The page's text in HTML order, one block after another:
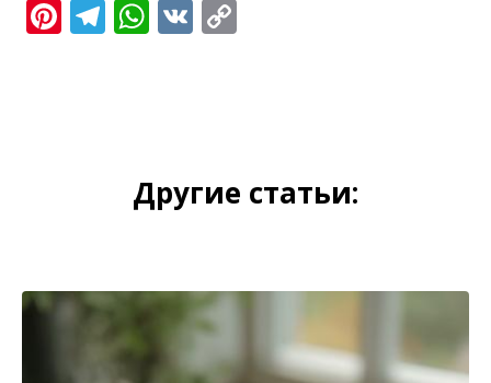
Pinterest
Telegram
WhatsApp
VK
Другие статьи: